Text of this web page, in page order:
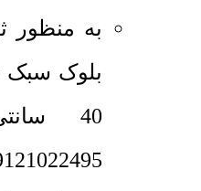
به منظور
40